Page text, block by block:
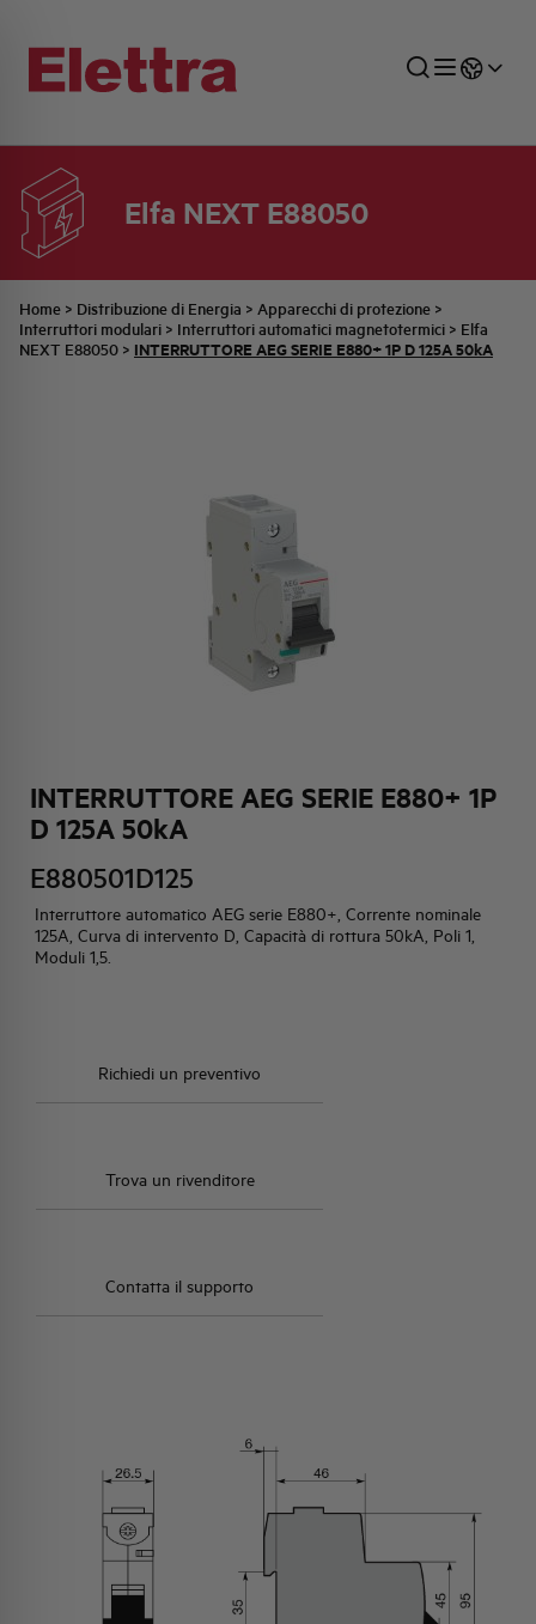
Elfa NEXT E88050
Home > Distribuzione di Energia > Apparecchi di protezione >
Interruttori modulari > Interruttori automatici magnetotermici > Elfa
NEXT E88050 > INTERRUTTORE AEG SERIE E880+ 1P D 125A 50kA
INTERRUTTORE AEG SERIE E880+ 1P
D 125A 50kA
E880501D125
Interruttore automatico AEG serie E880+, Corrente nominale
125A, Curva di intervento D, Capacità di rottura 50kA, Poli 1,
Moduli 1,5.
Richiedi un preventivo
Trova un rivenditore
Contatta il supporto
SETTORI
INDUSTRIALE
DISTRIBUZIONE DI ENERGIA
AUTOMAZIONE INDUSTRIALE
RETE COMMERCIALE
UFFICIO TECNICO
PREVENTIVAZIONE
COMMESSE QUADRI
AZIENDA
FAMIGLIA BELLINI
IDENTITÀ AZIENDALE
ATTIVITÀ E MERCATI
TUTTE LE NEWS
ULTIME NOTIZIE ISTITUZIONALI
JOB CAREERS
PARTNER